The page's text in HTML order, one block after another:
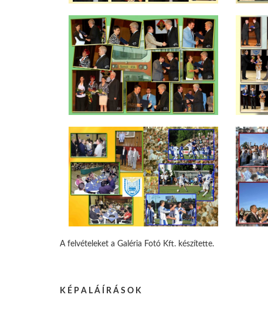
A felvételeket a Galéria Fotó Kft. készítette.
K É P A L Á Í R Á S O K